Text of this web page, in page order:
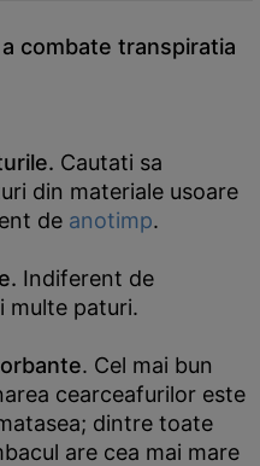
combate transpiratia
Cautati sa
din materiale usoare
de anotimp.
Indiferent de
multe paturi.
. Cel mai bun
cearceafurilor este
dintre toate
are cea mai mare